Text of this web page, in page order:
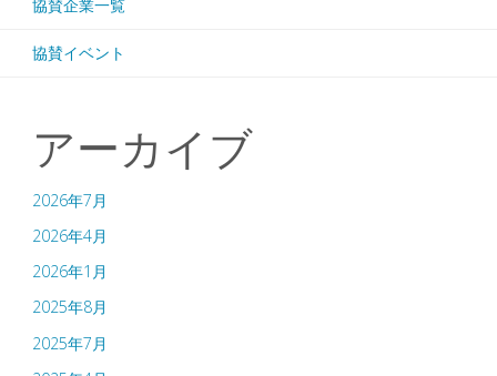
協賛企業一覧
協賛イベント
アーカイブ
2026年7月
2026年4月
2026年1月
2025年8月
2025年7月